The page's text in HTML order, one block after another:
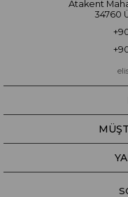
Atakent
34760